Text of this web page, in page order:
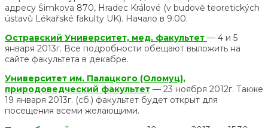
адресу Šimkova 870, Hradec Králové (v budově teoretických
ústavů Lékařské fakulty UK). Начало в 9.00.
Остравский Университет, мед. факультет — 4 и 5
января 2013г. Все подробности обещают выложить на
сайте факультета в декабре.
Университет им. Палацкого (Оломуц),
природоведческий факультет — 23 ноября 2012г. Также
19 января 2013г. (сб.) факультет будет открыт для
посещения всеми желающими.